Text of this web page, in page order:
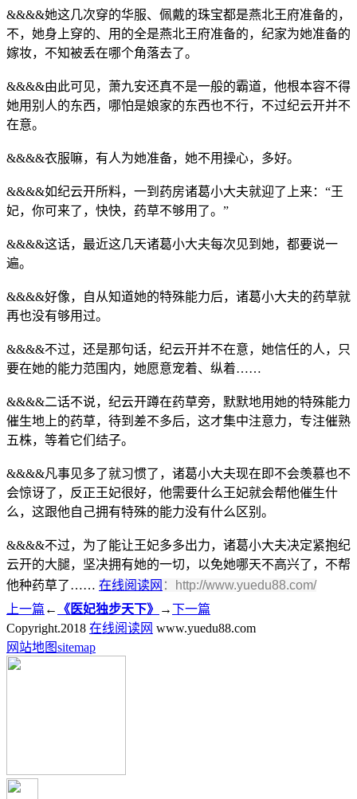
&&&&她这几次穿的华服、佩戴的珠宝都是燕北王府准备的，
不，她身上穿的、用的全是燕北王府准备的，纪家为她准备的
嫁妆，不知被丢在哪个角落去了。
&&&&由此可见，萧九安还真不是一般的霸道，他根本容不得
她用别人的东西，哪怕是娘家的东西也不行，不过纪云开并不
在意。
&&&&衣服嘛，有人为她准备，她不用操心，多好。
&&&&如纪云开所料，一到药房诸葛小大夫就迎了上来：“王
妃，你可来了，快快，药草不够用了。”
&&&&这话，最近这几天诸葛小大夫每次见到她，都要说一
遍。
&&&&好像，自从知道她的特殊能力后，诸葛小大夫的药草就
再也没有够用过。
&&&&不过，还是那句话，纪云开并不在意，她信任的人，只
要在她的能力范围内，她愿意宠着、纵着……
&&&&二话不说，纪云开蹲在药草旁，默默地用她的特殊能力
催生地上的药草，待到差不多后，这才集中注意力，专注催熟
五株，等着它们结子。
&&&&凡事见多了就习惯了，诸葛小大夫现在即不会羡慕也不
会惊讶了，反正王妃很好，他需要什么王妃就会帮他催生什
么，这跟他自己拥有特殊的能力没有什么区别。
&&&&不过，为了能让王妃多多出力，诸葛小大夫决定紧抱纪
云开的大腿，坚决拥有她的一切，以免她哪天不高兴了，不帮
他种药草了…… 在线阅读网 ：http://www.yuedu88.com/
上一篇 ← 《医妃独步天下》 →下一篇
Copyright.2018 在线阅读网 www.yuedu88.com
网站地图sitemap